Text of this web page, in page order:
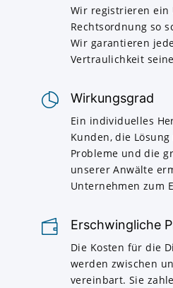
Wir registrieren ein
Rechtsordnung so
Wir garantieren
Vertraulichkeit
Wirkungsgrad
Ein individuelles
Kunden, die
Probleme und die
unserer Anwälte
Unternehmen zum
Erschwingliche
Die Kosten für die
werden zwischen
vereinbart. Sie